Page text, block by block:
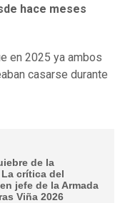
hace meses
en 2025 ya ambos
casarse durante
de la
crítica del
jefe de la Armada
Viña 2026